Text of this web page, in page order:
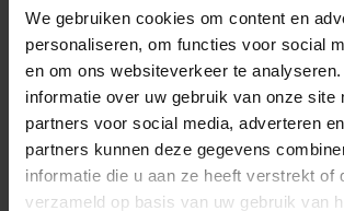
We gebruiken cookies om content en
personaliseren, om functies voor social
en om ons websiteverkeer te
informatie over uw gebruik van onze site
partners voor social media, adverteren
partners kunnen deze gegevens
informatie die u aan ze heeft verstrekt of
verzameld op basis van uw gebruik van